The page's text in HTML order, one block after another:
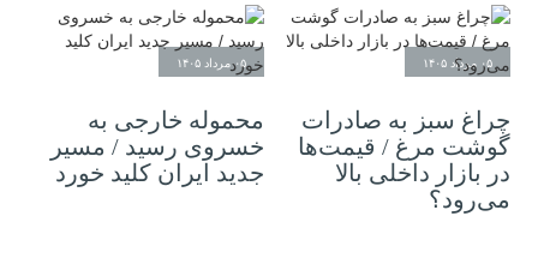
۰۵ مرداد ۱۴۰۵
چراغ سبز به صادرات
گوشت مرغ / قیمت‌ها
در بازار داخلی بالا
می‌رود؟
۰۵ مرداد ۱۴۰۵
محموله خارجی به
خسروی رسید / مسیر
جدید ایران کلید خورد